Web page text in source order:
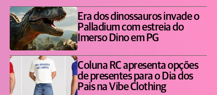
Era dos dinossauros invade o
Palladium com estreia do
Imerso Dino em PG
Coluna RC apresenta opções
de presentes para o Dia dos
Pais na Vibe Clothing